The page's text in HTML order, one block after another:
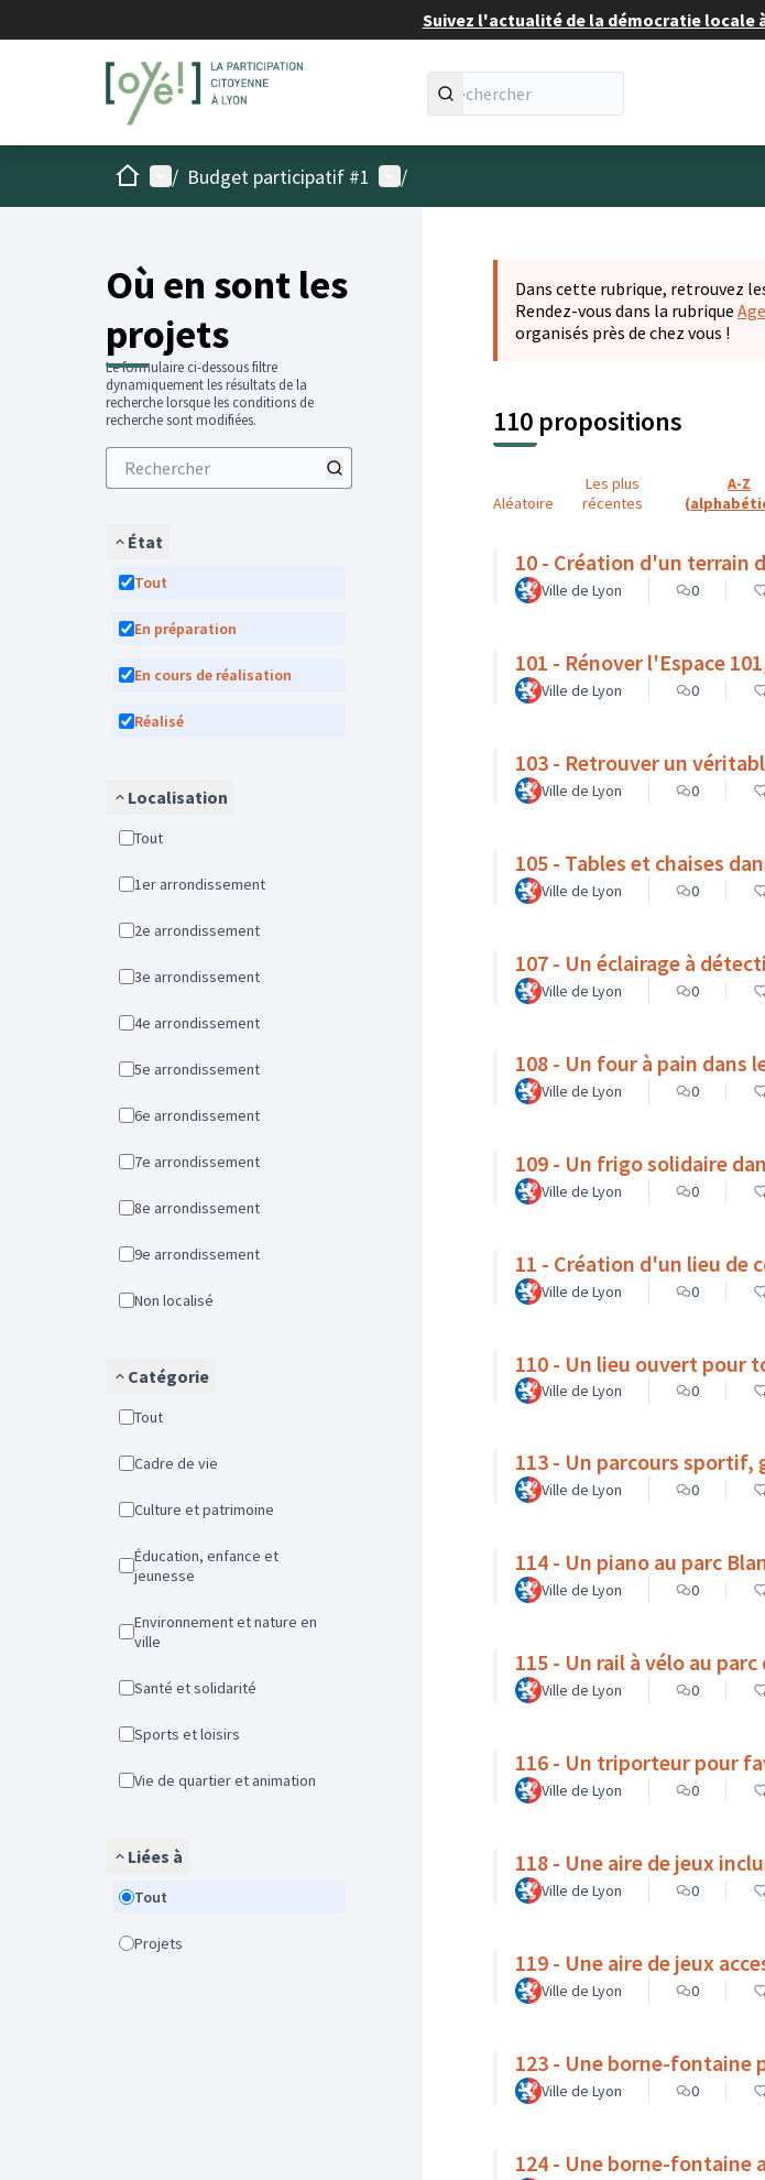
Suivez l'actualité de la démocratie locale
AccueilMenu principal
/ Budget participatif #1 Menu utilisateur
/
Où en sont les
projets
Le formulaire ci-dessous filtre
dynamiquement les résultats de la
recherche lorsque les conditions de
recherche sont modifiées.
État
Tout
En préparation
En cours de réalisation
Réalisé
Localisation
Tout
1er arrondissement
2e arrondissement
3e arrondissement
4e arrondissement
5e arrondissement
6e arrondissement
7e arrondissement
8e arrondissement
9e arrondissement
Non localisé
Catégorie
Tout
Cadre de vie
Culture et patrimoine
Éducation, enfance et
jeunesse
Environnement et nature en
ville
Santé et solidarité
Sports et loisirs
Vie de quartier et animation
Liées à
Tout
Projets
Dans cette rubrique, retrouvez
Rendez-vous dans la rubrique
organisés près de chez vous !
110 propositions
Aléatoire
Les plus
récentes
A-Z
10 - Création d'un terrain
Ville de Lyon 0
101 - Rénover l'Espace
Ville de Lyon 0
103 - Retrouver un
Ville de Lyon 0
105 - Tables et chaises
Ville de Lyon 0
107 - Un éclairage à
Ville de Lyon 0
108 - Un four à pain dans
Ville de Lyon 0
109 - Un frigo solidaire
Ville de Lyon 0
11 - Création d'un lieu de
Ville de Lyon 0
110 - Un lieu ouvert pour
Ville de Lyon 0
113 - Un parcours
Ville de Lyon 0
114 - Un piano au parc
Ville de Lyon 0
115 - Un rail à vélo au parc
Ville de Lyon 0
116 - Un triporteur pour
Ville de Lyon 0
118 - Une aire de jeux
Ville de Lyon 0
119 - Une aire de jeux
Ville de Lyon 0
123 - Une borne-fontaine
Ville de Lyon 0
124 - Une borne-fontaine